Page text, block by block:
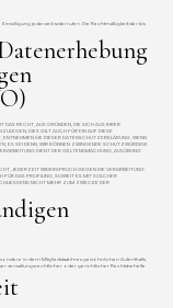
jederzeit widerrufen. Die Rechtmäßigkeit der bis
DAS RECHT, AUS GRÜNDEN, DIE SICH AUS IHRER
DIES GILT AUCH FÜR EIN AUF DIESE
ENTNEHMEN SIE DIESER DATENSCHUTZERKLÄRUNG. WENN
ES SEI DENN, WIR KÖNNEN ZWINGENDE SCHUTZWÜRDIGE
DIENT DER GELTENDMACHUNG, AUSÜBUNG
JEDERZEIT WIDERSPRUCH GEGEN DIE VERARBEITUNG
FÜR DAS PROFILING, SOWEIT ES MIT SOLCHER
NICHT MEHR ZUM ZWECKE DER
in dem Mitgliedstaat ihres gewöhnlichen Aufenthalts,
verwaltungsrechtlicher oder gerichtlicher Rechtsbehelfe.